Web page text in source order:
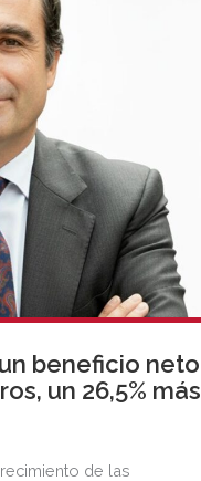
beneficio neto
un 26,5% más
de las